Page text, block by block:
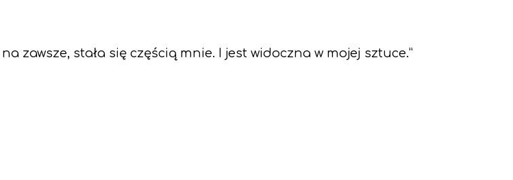
zawsze, stała się częścią mnie. I jest widoczna w mojej sztuce.”